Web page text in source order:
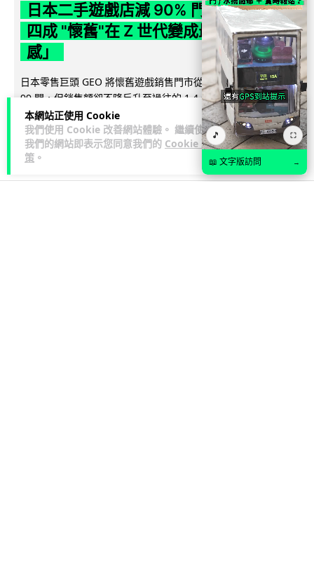
本網站正使用 Cookie
我們使用 Cookie 改善網站體驗。 繼續使用
我們的網站即表示您同意我們的 Cookie 政
策 。
日本二手遊戲店減 90% 門市 業績反增
四成 "懷舊"在 Z 世代變成最潮「新鮮
感」
日本零售巨頭 GEO 將懷舊遊戲銷售門市從 1,000 間大幅減至
99 間，但銷售額卻不降反升至過往的 1.4 倍。做到「減店增
收」奇蹟，...
閱讀全文
259 20 ↗ 分享
🎵 ⛶
📖 文字版訪問 →